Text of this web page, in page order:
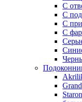
С
С
С
С
Staron